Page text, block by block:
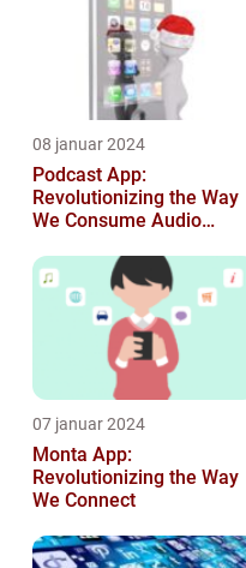
08 januar 2024
Podcast App:
Revolutionizing the Way
We Consume Audio
07 januar 2024
Monta App:
Revolutionizing the Way
We Connect